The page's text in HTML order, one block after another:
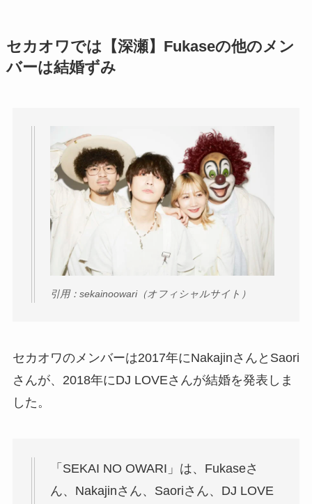
セカオワでは【深瀬】Fukaseの他のメン
バーは結婚ずみ
引用：sekainoowari（オフィシャルサイト）
セカオワのメンバーは2017年にNakajinさんとSaori
さんが、2018年にDJ LOVEさんが結婚を発表しま
した。
「SEKAI NO OWARI」は、Fukaseさ
ん、Nakajinさん、Saoriさん、DJ LOVE